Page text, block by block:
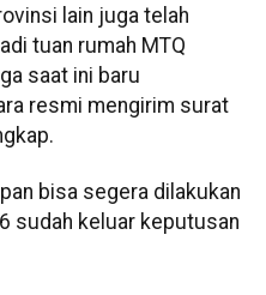
lain juga telah
tuan rumah MTQ
saat ini baru
resmi mengirim surat
bisa segera dilakukan
sudah keluar keputusan